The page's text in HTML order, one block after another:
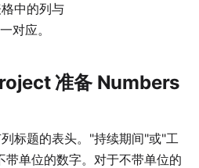
中的列与
对应。
准备 Numbers
标题的表头。"持续期间"或"工
单位的数字。对于不带单位的